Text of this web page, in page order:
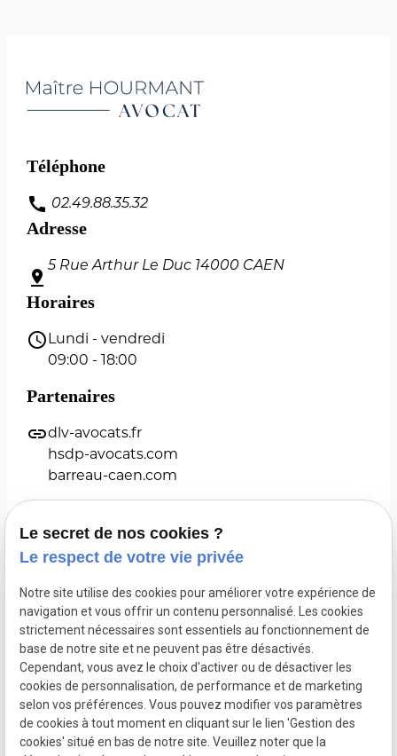
Téléphone
call 02.49.88.35.32
Adresse
pin_drop
5 Rue Arthur Le Duc 14000 CAEN
Horaires
scheduleLundi - vendredi
09:00 - 18:00
Partenaires
linkdlv-avocats.fr
hsdp-avocats.com
barreau-caen.com
Droit de l'urbanisme Droit administratif
Marchés publics Actualités
Mentions légales
Politique de confidentialité Plan du site
Le secret de nos cookies ?
Le respect de votre vie privée
Notre site utilise des cookies pour améliorer votre expérience de
navigation et vous offrir un contenu personnalisé. Les cookies
strictement nécessaires sont essentiels au fonctionnement de
base de notre site et ne peuvent pas être désactivés.
Cependant, vous avez le choix d'activer ou de désactiver les
cookies de personnalisation, de performance et de marketing
selon vos préférences. Vous pouvez modifier vos paramètres
de cookies à tout moment en cliquant sur le lien 'Gestion des
cookies' situé en bas de notre site. Veuillez noter que la